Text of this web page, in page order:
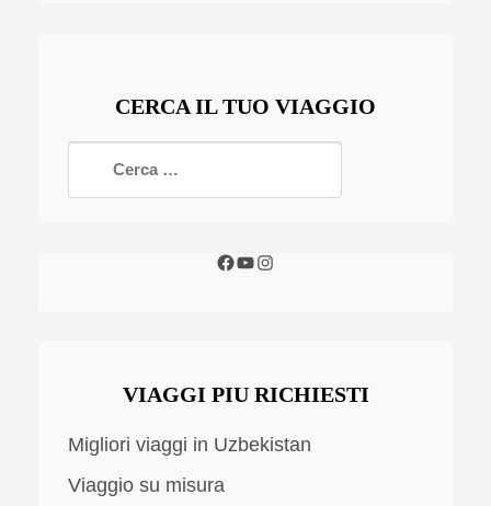
CERCA IL TUO VIAGGIO
VIAGGI PIU RICHIESTI
Migliori viaggi in Uzbekistan
Viaggio su misura